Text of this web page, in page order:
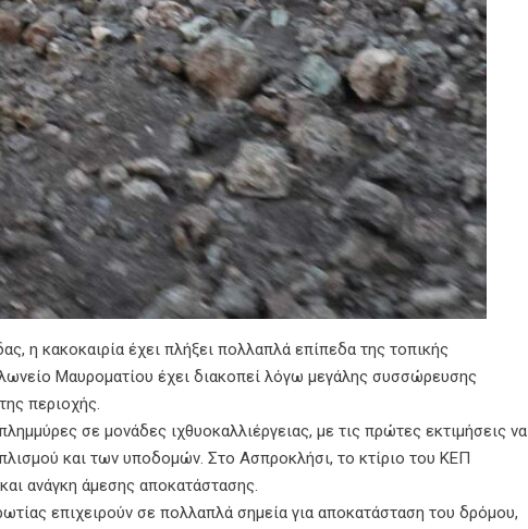
η κακοκαιρία έχει πλήξει πολλαπλά επίπεδα της τοπικής
Μαυροματίου έχει διακοπεί λόγω μεγάλης συσσώρευσης
περιοχής.
σε μονάδες ιχθυοκαλλιέργειας, με τις πρώτες εκτιμήσεις να
και των υποδομών. Στο Ασπροκλήσι, το κτίριο του ΚΕΠ
ανάγκη άμεσης αποκατάστασης.
επιχειρούν σε πολλαπλά σημεία για αποκατάσταση του δρόμου,